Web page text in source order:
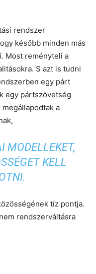
rendszer
később minden más
Most reményteli a
S azt is tudni
egy párt
egy pártszövetség
a
MODELLEKET,
KELL
tíz pontja.
rendszerváltásra